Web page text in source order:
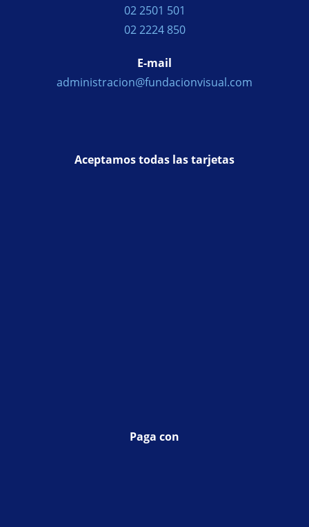
02 2501 501
02 2224 850
E-mail
administracion@fundacionvisual.com
Aceptamos todas las tarjetas
Paga con